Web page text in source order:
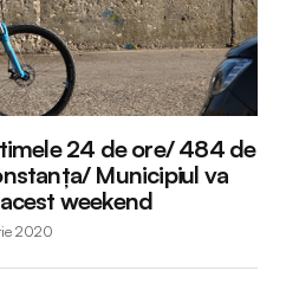
24 de ore/ 484 de
Municipiul va
weekend
2020